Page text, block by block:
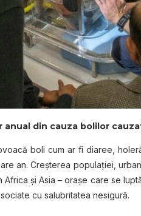
anual din cauza bolilor
boli cum ar fi diaree,
an. Creşterea populaţiei,
Africa şi Asia – oraşe care se
cu salubritatea nesigură.